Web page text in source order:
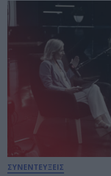
ΣΥΝΕΝΤΕΥΞΕΙΣ